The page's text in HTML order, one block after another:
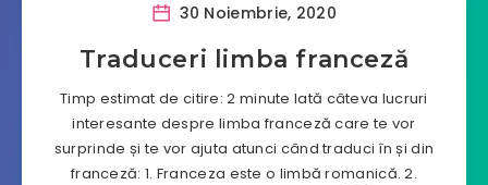
30 Noiembrie, 2020
Traduceri limba franceză
Timp estimat de citire: 2 minute Iată câteva lucruri
interesante despre limba franceză care te vor
surprinde și te vor ajuta atunci când traduci în și din
franceză: 1. Franceza este o limbă romanică. 2.